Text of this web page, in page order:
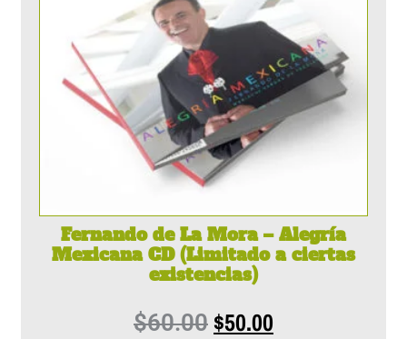
Fernando de La Mora – Alegría
Mexicana CD (Limitado a ciertas
existencias)
$60.00 $50.00